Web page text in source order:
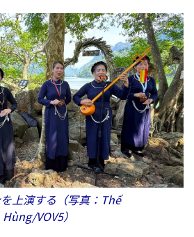
上演する（写真：Thế
Hùng/VOV5）